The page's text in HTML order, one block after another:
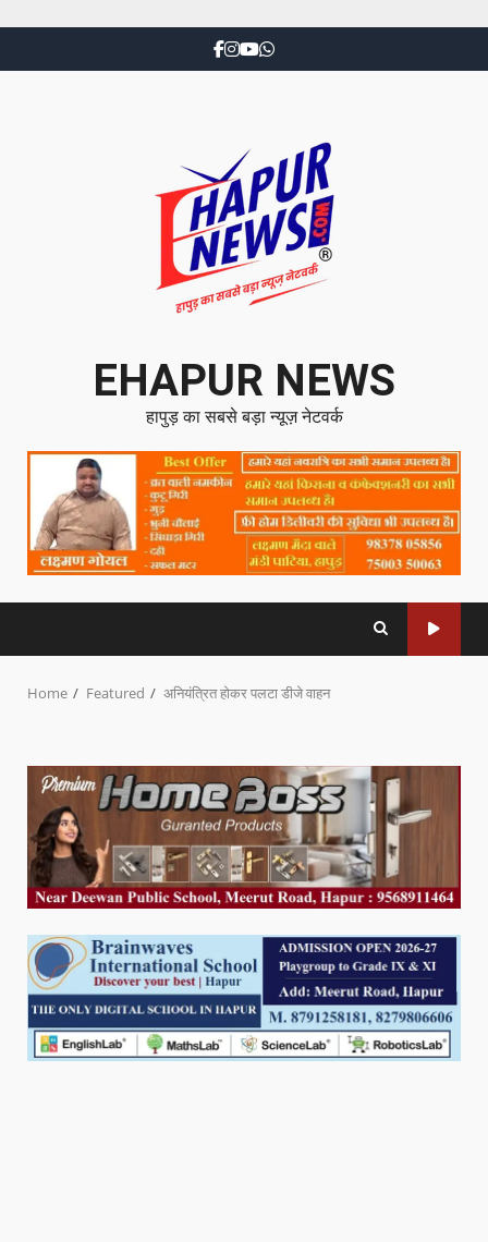
EHAPUR NEWS
हापुड़ का सबसे बड़ा न्यूज़ नेटवर्क
Home Featured अनियंत्रित होकर पलटा डीजे वाहन